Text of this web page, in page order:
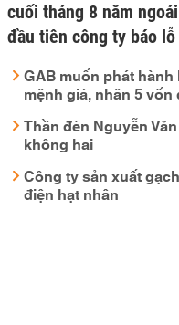
cuối tháng 8 năm
đầu tiên công ty báo
GAB muốn phát
mệnh giá, nhân 5
Thần đèn Nguyễn
không hai
Công ty sản xuất
điện hạt nhân